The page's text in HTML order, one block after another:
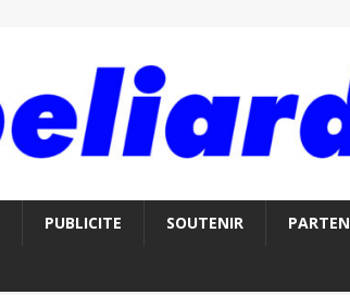
PUBLICITE SOUTENIR